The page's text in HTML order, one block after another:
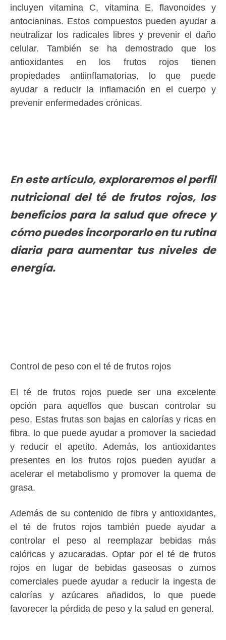
incluyen vitamina C, vitamina E, flavonoides y
antocianinas. Estos compuestos pueden ayudar a
neutralizar los radicales libres y prevenir el daño
celular. También se ha demostrado que los
antioxidantes en los frutos rojos tienen
propiedades antiinflamatorias, lo que puede
ayudar a reducir la inflamación en el cuerpo y
prevenir enfermedades crónicas.
En este artículo, exploraremos el perfil
nutricional del té de frutos rojos, los
beneficios para la salud que ofrece y
cómo puedes incorporarlo en tu rutina
diaria para aumentar tus niveles de
energía.
Control de peso con el té de frutos rojos
El té de frutos rojos puede ser una excelente
opción para aquellos que buscan controlar su
peso. Estas frutas son bajas en calorías y ricas en
fibra, lo que puede ayudar a promover la saciedad
y reducir el apetito. Además, los antioxidantes
presentes en los frutos rojos pueden ayudar a
acelerar el metabolismo y promover la quema de
grasa.
Además de su contenido de fibra y antioxidantes,
el té de frutos rojos también puede ayudar a
controlar el peso al reemplazar bebidas más
calóricas y azucaradas. Optar por el té de frutos
rojos en lugar de bebidas gaseosas o zumos
comerciales puede ayudar a reducir la ingesta de
calorías y azúcares añadidos, lo que puede
favorecer la pérdida de peso y la salud en general.